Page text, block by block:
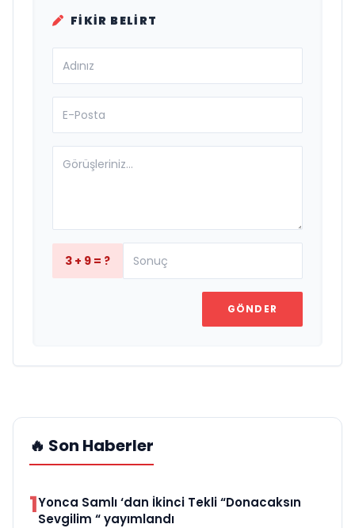
FIKIR BELIRT
3 + 9 = ?
GÖNDER
🔥 Son Haberler
1Yonca Samlı ‘dan İkinci Tekli “Donacaksın
Sevgilim “ yayımlandı